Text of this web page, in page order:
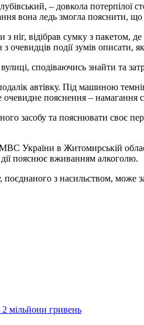
– довкола потерпілої
вона ледь змогла пояснити, що
ніг, відібрав сумку з пакетом,
події зумів описати,
сподіваючись знайти та
автівку. Під машиною
пояснення – намагання
засобу та пояснювати своє
України в Житомирській
дії пояснює вживанням алкоголю.
з насильством, може
мільйони гривень